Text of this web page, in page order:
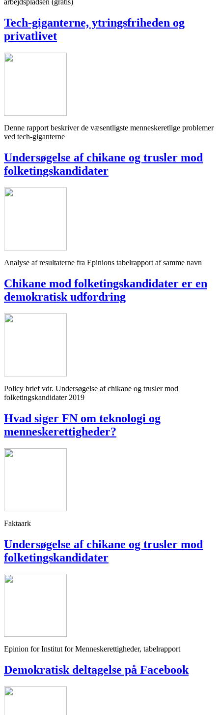
arbejdspladsen (gratis)
Tech-giganterne, ytringsfriheden og
privatlivet
Denne rapport beskriver de væsentligste menneskeretlige problemer
ved tech-giganterne
Undersøgelse af chikane og trusler mod
folketingskandidater
Analyse af resultaterne fra Epinions tabelrapport af samme navn
Chikane mod folketingskandidater er en
demokratisk udfordring
Policy brief vdr. Undersøgelse af chikane og trusler mod
folketingskandidater 2019
Hvad siger FN om teknologi og
menneskerettigheder?
Faktaark
Undersøgelse af chikane og trusler mod
folketingskandidater
Epinion for Institut for Menneskerettigheder, tabelrapport
Demokratisk deltagelse på Facebook